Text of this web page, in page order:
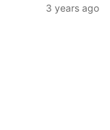
3 years ago